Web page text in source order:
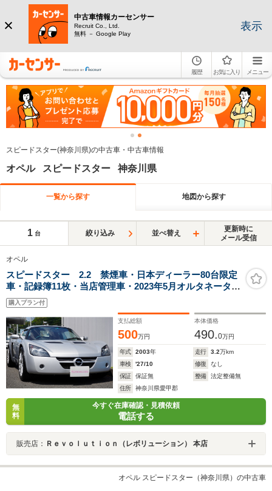
中古車情報カーセンサー
Recruit Co., Ltd.
無料 － Google Play
表示
履歴 お気に入り メニュー
スピードスター(神奈川県)の中古車・中古車情報
オペル スピードスター 神奈川県
一覧から探す 地図から探す
1 台 絞り込み 並べ替え
更新時に
メール受信
オペル
スピードスター 2.2 禁煙車・日本ディーラー80台限定
車・記録簿11枚・当店管理車・2023年5月オルタネータ交
換・2024年6月ラジエター交換・レザーシート・ハードト
ップ・ソフトトップ・クイックリリースボス・CD・
ABS・17インチ
購入プラン付
支払総額
500万円
本体価格
490.0万円
年式 2003年 走行 3.2万km
車検
'27/10 修復
なし
保証
保証無 整備
法定整備無
住所
神奈川県愛甲郡
無
料
今すぐ在庫確認・見積依頼
電話する
販売店： Ｒｅｖｏｌｕｔｉｏｎ（レボリューション） 本店
オペル スピードスター（神奈川県）の中古車